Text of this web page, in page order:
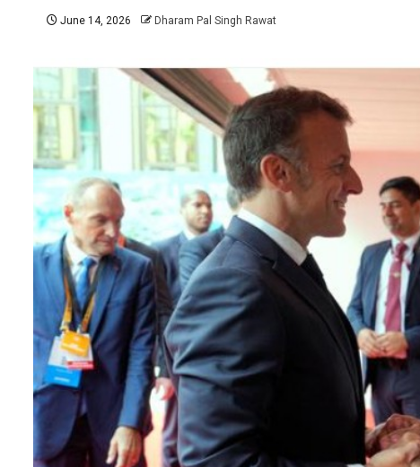
June 14, 2026 Dharam Pal Singh Rawat